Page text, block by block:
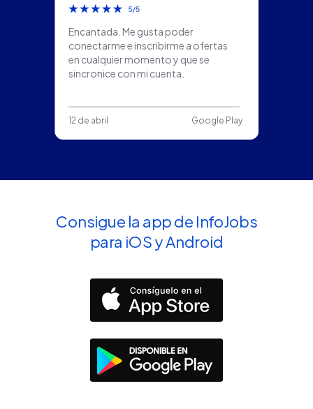
Consigue la app de InfoJobs
para iOS y Android
Encantada. Me gusta poder
conectarme e inscribirme a ofertas
en cualquier momento y que se
sincronice con mi cuenta.
12 de abril Google Play